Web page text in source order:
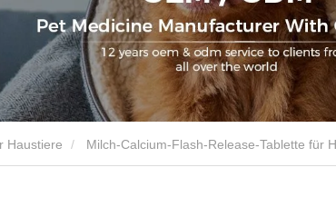
Haustiere Milch-Calcium-Flash-Release-Tablette für